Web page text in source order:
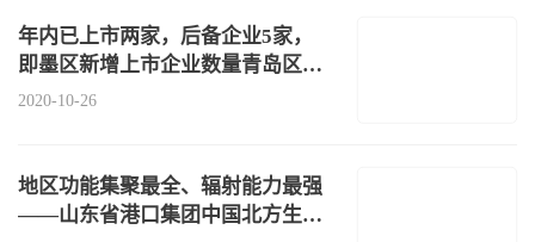
年内已上市两家，后备企业5家，
即墨区新增上市企业数量青岛区市
第一
2020-10-26
地区功能集聚最全、辐射能力最强
——山东省港口集团中国北方生活